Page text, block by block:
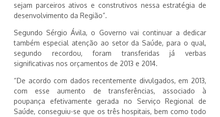
sejam parceiros ativos e construtivos nessa estratégia de
desenvolvimento da Região”.
Segundo Sérgio Ávila, o Governo vai continuar a dedicar
também especial atenção ao setor da Saúde, para o qual,
segundo recordou, foram transferidas já verbas
significativas nos orçamentos de 2013 e 2014.
“De acordo com dados recentemente divulgados, em 2013,
com esse aumento de transferências, associado à
poupança efetivamente gerada no Serviço Regional de
Saúde, conseguiu-se que os três hospitais, bem como todo